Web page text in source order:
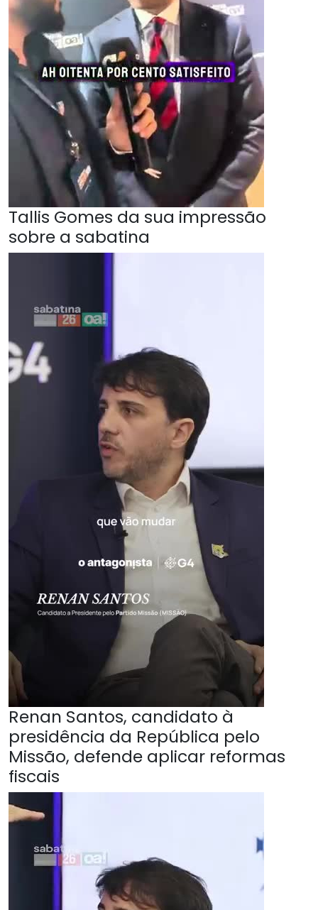
Tallis Gomes da sua impressão
sobre a sabatina
Renan Santos, candidato à
presidência da República pelo
Missão, defende aplicar reformas
fiscais